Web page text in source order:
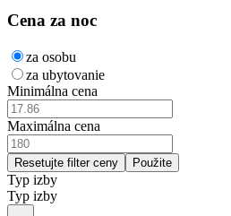
Cena za noc
za osobu
za ubytovanie
Minimálna cena
Maximálna cena
Typ izby
Typ izby